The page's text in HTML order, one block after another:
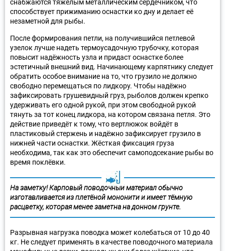
снабжаются тяжёлым металлическим сердечником, что
способствует прижиманию оснастки ко дну и делает её
незаметной для рыбы.
После формирования петли, на получившийся петлевой
узелок лучше надеть термоусадочную трубочку, которая
повысит надёжность узла и придаст оснастке более
эстетичный внешний вид. Начинающему карпятнику следует
обратить особое внимание на то, что грузило не должно
свободно перемещаться по лидкору. Чтобы надёжно
зафиксировать грушевидный груз, рыболов должен крепко
удерживать его одной рукой, при этом свободной рукой
тянуть за тот конец лидкора, на котором связана петля. Это
действие приведёт к тому, что вертлюжок войдёт в
пластиковый стержень и надёжно зафиксирует грузило в
нижней части оснастки. Жёсткая фиксация груза
необходима, так как это обеспечит самоподсекание рыбы во
время поклёвки.
На заметку! Карповый поводочный материал обычно
изготавливается из плетёной мононити и имеет тёмную
расцветку, которая менее заметна на донном грунте.
Разрывная нагрузка поводка может колебаться от 10 до 40
кг. Не следует применять в качестве поводочного материала